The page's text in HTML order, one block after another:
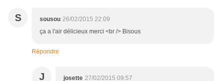
S sousou 26/02/2015 22:09
ça a l'air délicieux merci <br /> Bisous
Répondre
J josette 27/02/2015 09:57